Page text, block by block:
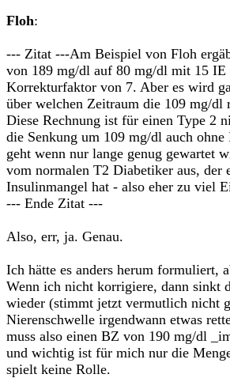
Floh:
--- Zitat ---Am Beispiel von Floh
von 189 mg/dl auf 80 mg/dl mit 15 IE
Korrekturfaktor von 7. Aber es wird
über welchen Zeitraum die 109 mg/dl
Diese Rechnung ist für einen Type 2
die Senkung um 109 mg/dl auch
geht wenn nur lange genug gewartet
vom normalen T2 Diabetiker aus, der
Insulinmangel hat - also eher zu viel
--- Ende Zitat ---
Also, err, ja. Genau.
Ich hätte es anders herum formuliert,
Wenn ich nicht korrigiere, dann sinkt
wieder (stimmt jetzt vermutlich nicht
Nierenschwelle irgendwann etwas
muss also einen BZ von 190 mg/dl
und wichtig ist für mich nur die
spielt keine Rolle.